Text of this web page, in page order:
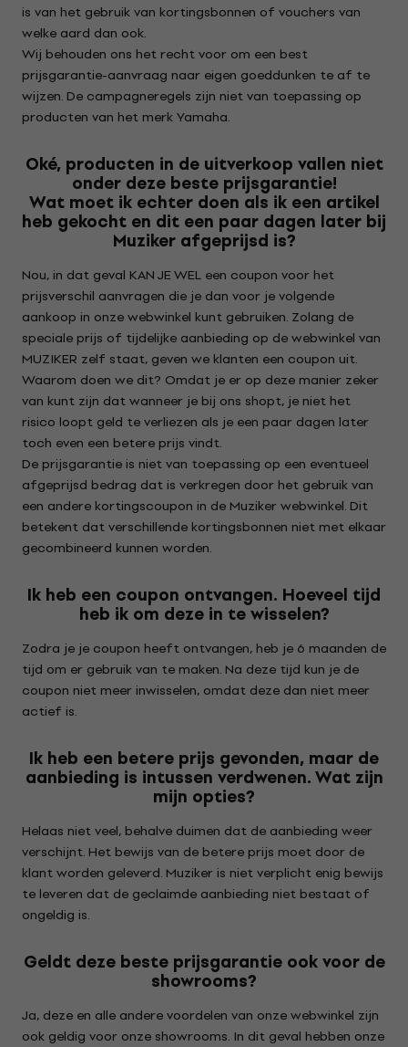
is van het gebruik van kortingsbonnen of vouchers van
welke aard dan ook.
Wij behouden ons het recht voor om een best
prijsgarantie-aanvraag naar eigen goeddunken te af te
wijzen. De campagneregels zijn niet van toepassing op
producten van het merk Yamaha.
Oké, producten in de uitverkoop vallen niet
onder deze beste prijsgarantie!
Wat moet ik echter doen als ik een artikel
heb gekocht en dit een paar dagen later bij
Muziker afgeprijsd is?
Nou, in dat geval KAN JE WEL een coupon voor het
prijsverschil aanvragen die je dan voor je volgende
aankoop in onze webwinkel kunt gebruiken. Zolang de
speciale prijs of tijdelijke aanbieding op de webwinkel van
MUZIKER zelf staat, geven we klanten een coupon uit.
Waarom doen we dit? Omdat je er op deze manier zeker
van kunt zijn dat wanneer je bij ons shopt, je niet het
risico loopt geld te verliezen als je een paar dagen later
toch even een betere prijs vindt.
De prijsgarantie is niet van toepassing op een eventueel
afgeprijsd bedrag dat is verkregen door het gebruik van
een andere kortingscoupon in de Muziker webwinkel. Dit
betekent dat verschillende kortingsbonnen niet met elkaar
gecombineerd kunnen worden.
Ik heb een coupon ontvangen. Hoeveel tijd
heb ik om deze in te wisselen?
Zodra je je coupon heeft ontvangen, heb je 6 maanden de
tijd om er gebruik van te maken. Na deze tijd kun je de
coupon niet meer inwisselen, omdat deze dan niet meer
actief is.
Ik heb een betere prijs gevonden, maar de
aanbieding is intussen verdwenen. Wat zijn
mijn opties?
Helaas niet veel, behalve duimen dat de aanbieding weer
verschijnt. Het bewijs van de betere prijs moet door de
klant worden geleverd. Muziker is niet verplicht enig bewijs
te leveren dat de geclaimde aanbieding niet bestaat of
ongeldig is.
Geldt deze beste prijsgarantie ook voor de
showrooms?
Ja, deze en alle andere voordelen van onze webwinkel zijn
ook geldig voor onze showrooms. In dit geval hebben onze